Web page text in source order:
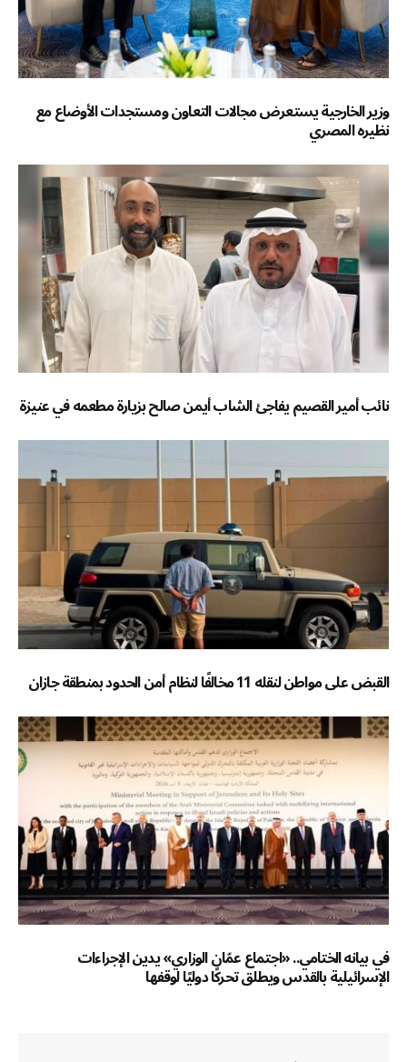
وزير الخارجية يستعرض مجالات التعاون ومستجدات الأوضاع مع
نظيره المصري
نائب أمير القصيم يفاجئ الشاب أيمن صالح بزيارة مطعمه في عنيزة
القبض على مواطن لنقله 11 مخالفًا لنظام أمن الحدود بمنطقة جازان
في بيانه الختامي.. «اجتماع عمّان الوزاري» يدين الإجراءات
الإسرائيلية بالقدس ويطلق تحركًا دوليًا لوقفها